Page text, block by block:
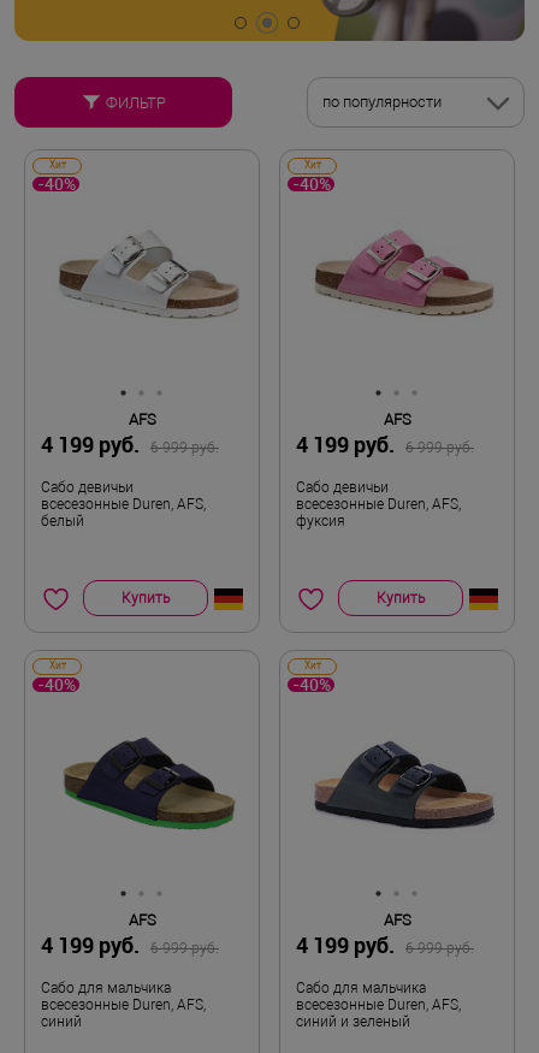
ФИЛЬТР по популярности
Хит
-40%
AFS
4 199 руб. 6 999 руб.
Сабо девичьи
всесезонные Duren, AFS,
белый
Купить
Хит
-40%
AFS
4 199 руб. 6 999 руб.
Сабо девичьи
всесезонные Duren, AFS,
фуксия
Купить
Хит
-40%
AFS
4 199 руб. 6 999 руб.
Сабо для мальчика
всесезонные Duren, AFS,
синий
Хит
-40%
AFS
4 199 руб. 6 999 руб.
Сабо для мальчика
всесезонные Duren, AFS,
синий и зеленый